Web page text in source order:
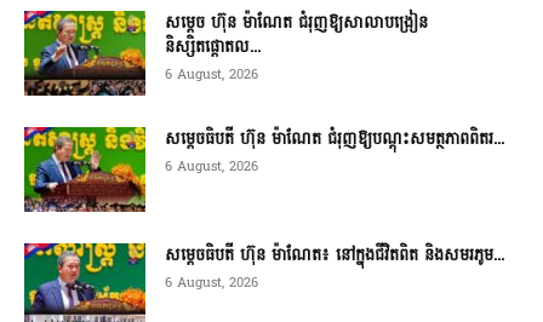
សម្តេច ហ៊ុន ម៉ាណែត ជំរុញឱ្យសាលាបង្រៀន
និស្សិតផ្តោតល...
6 August, 2026
សម្តេចធិបតី ហ៊ុន ម៉ាណែត ជំរុញឱ្យបណ្តុះសមត្ថភាពពិតរ...
6 August, 2026
សម្តេចធិបតី ហ៊ុន ម៉ាណែត៖ នៅក្នុងជីវិតពិត និងសមរភូម...
6 August, 2026